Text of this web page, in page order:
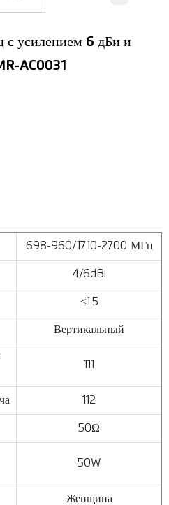
усилением 6 дБи и
AC0031
698-960/1710-2700 МГц
4/6dBi
≤1.5
Вертикальный
111
112
50Ω
50W
Женщина